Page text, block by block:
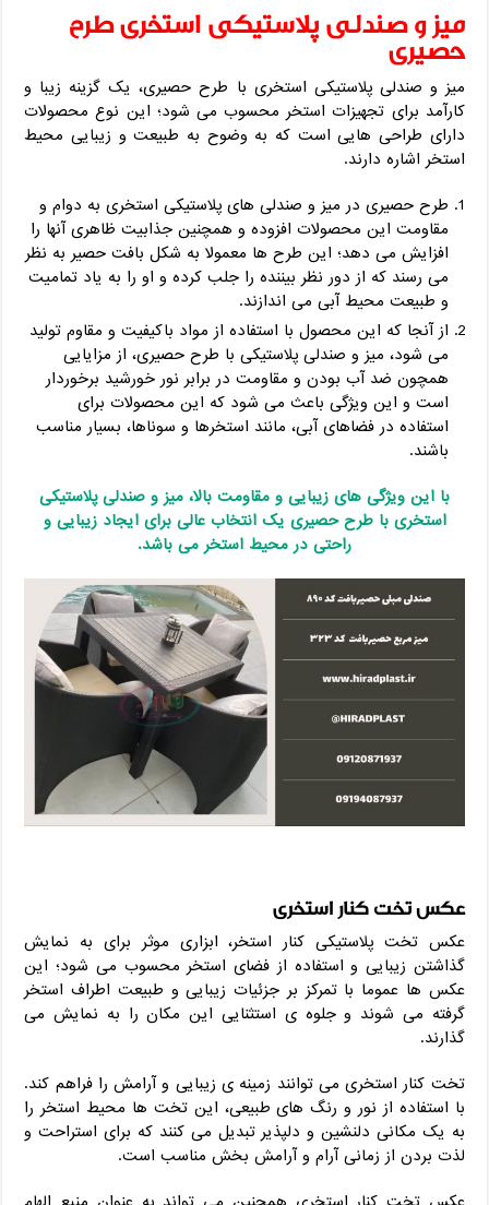
میز و صندلی پلاستیکی استخری طرح
حصیری
میز و صندلی پلاستیکی استخری با طرح حصیری، یک گزینه زیبا و
کارآمد برای تجهیزات استخر محسوب می‌ شود؛ این نوع محصولات
دارای طراحی‌ هایی است که به وضوح به طبیعت و زیبایی محیط
استخر اشاره دارند.
طرح حصیری در میز و صندلی‌ های پلاستیکی استخری به دوام و
مقاومت این محصولات افزوده و همچنین جذابیت ظاهری آنها را
افزایش می‌ دهد؛ این طرح‌ ها معمولا به شکل بافت حصیر به نظر
می‌ رسند که از دور نظر بیننده را جلب کرده و او را به یاد تمامیت
و طبیعت محیط آبی می‌ اندازند.
از آنجا که این محصول با استفاده از مواد باکیفیت و مقاوم تولید
می شود، میز و صندلی پلاستیکی با طرح حصیری، از مزایایی
همچون ضد آب بودن و مقاومت در برابر نور خورشید برخوردار
است و این ویژگی باعث می‌ شود که این محصولات برای
استفاده در فضاهای آبی، مانند استخرها و سوناها، بسیار مناسب
باشند.
با این ویژگی های زیبایی و مقاومت بالا، میز و صندلی پلاستیکی
استخری با طرح حصیری یک انتخاب عالی برای ایجاد زیبایی و
راحتی در محیط استخر می‌ باشد.
عکس تخت کنار استخری
عکس تخت پلاستیکی کنار استخر، ابزاری موثر برای به نمایش
گذاشتن زیبایی و استفاده از فضای استخر محسوب می‌ شود؛ این
عکس‌ ها عموما با تمرکز بر جزئیات زیبایی و طبیعت اطراف استخر
گرفته می‌ شوند و جلوه‌ ی استثنایی این مکان را به نمایش می‌
گذارند.
تخت کنار استخری می‌ توانند زمینه‌ ی زیبایی و آرامش را فراهم کند.
با استفاده از نور و رنگ‌ های طبیعی، این تخت ها محیط استخر را
به یک مکانی دلنشین و دلپذیر تبدیل می‌ کنند که برای استراحت و
لذت بردن از زمانی آرام و آرامش‌ بخش مناسب است.